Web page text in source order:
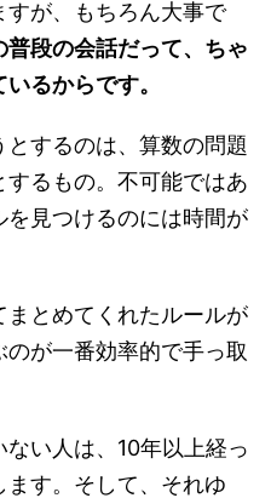
が、もちろん大事で
普段の会話だって、ちゃ
るからです。
するのは、算数の問題
るもの。不可能ではあ
を見つけるのには時間が
とめてくれたルールが
が一番効率的で手っ取
い人は、10年以上経っ
す。そして、それゆ